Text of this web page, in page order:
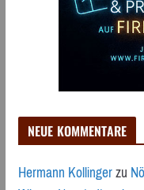
NEUE KOMMENTARE
Hermann Kollingerzu